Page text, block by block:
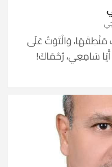
وَالْتَوَتْ عَلَى
سَامِعِي، رُحْمَاكَ!